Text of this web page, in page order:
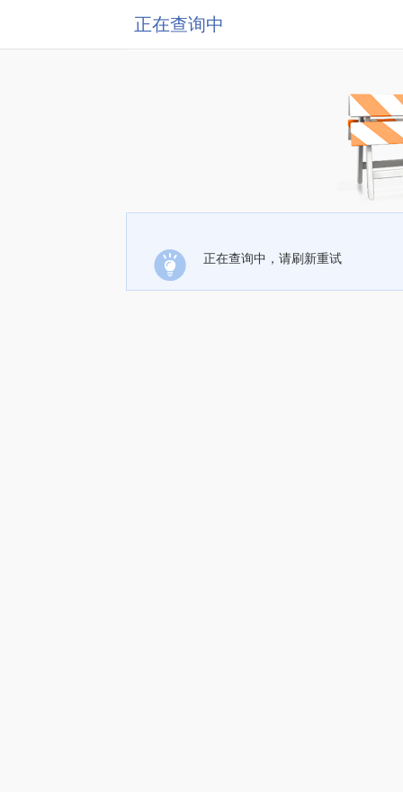
正在查询中
正在查询中，请刷新重试